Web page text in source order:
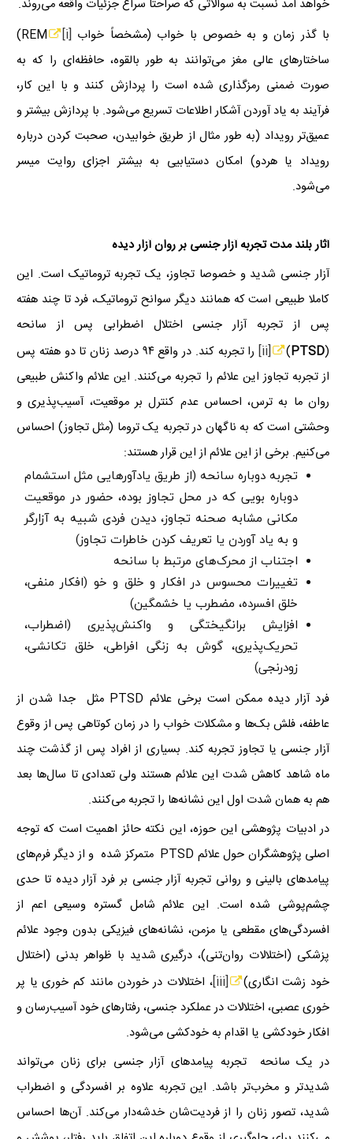
خواهد آمد نسبت به سوالاتی که صراحتاً سراغ جزئیات واقعه می‌روند.
با گذر زمان و به خصوص با خواب (مشخصاً خواب
REM [i]
)
ساختارهای عالی مغز می‌توانند به طور بالقوه، حافظه‌ای را که به
صورت ضمنی رمزگذاری شده است را پردازش کنند و با این کار،
فرآیند به یاد آوردن آشکار اطلاعات تسریع می‌شود. با پردازش بیشتر و
عمیق‌تر رویداد (به طور مثال از طریق خوابیدن، صحبت کردن درباره
رویداد یا هردو) امکان دستیابیی به بیشتر اجزای روایت میسر
می‌شود.
آثار بلند مدت تجربه آزار جنسی بر روان آزار دیده
آزار جنسی شدید و خصوصا تجاوز، یک تجربه تروماتیک است. این
کاملا طبیعی است که همانند دیگر سوانح تروماتیک، فرد تا چند هفته
پس از تجربه آزار جنسی اختلال اضطرابی پس از سانحه
(
PTSD
)
[ii]
را تجربه کند. در واقع ۹۴ درصد زنان تا دو هفته پس
از تجربه تجاوز این علائم را تجربه می‌کنند. این علائم واکنش طبیعی
روان ما به ترس، احساس عدم کنترل بر موقعیت، آسیب‌پذیری و
وحشتی است که به ناگهان در تجربه یک تروما (مثل تجاوز) احساس
می‌کنیم. برخی از این علائم از این قرار هستند:
تجربه‌ دوباره سانحه (از طریق یادآورهایی مثل استشمام
دوباره بویی که در محل تجاوز بوده، حضور در موقعیت
مکانی مشابه صحنه تجاوز، دیدن فردی شبیه به آزارگر
و به یاد آوردن یا تعریف کردن خاطرات تجاوز)
اجتناب از محرک‌های مرتبط با سانحه
تغییرات محسوس در افکار و خلق و خو (افکار منفی،
خلق افسرده، مضطرب یا خشمگین)
افزایش برانگیختگی و واکنش‌پذیری (اضطراب،
تحریک‌پذیری، گوش به زنگی افراطی، خلق تکانشی،
زودرنجی)
فرد آزار دیده ممکن است برخی علائم PTSD مثل جدا شدن از
عاطفه، فلش بک‌ها و مشکلات خواب را در زمان کوتاهی پس از وقوع
آزار جنسی یا تجاوز تجربه کند. بسیاری از افراد پس از گذشت چند
ماه شاهد کاهش شدت این علائم هستند ولی تعدادی تا سال‌ها بعد
هم به همان شدت اول این نشانه‌ها را تجربه می‌کنند.
در ادبیات پژوهشی این حوزه، این نکته حائز اهمیت است که توجه
اصلی پژوهشگران حول علائم PTSD متمرکز شده و از دیگر فرم‌های
پیامدهای بالینی و روانی تجربه آزار جنسی بر فرد آزار دیده تا حدی
چشم‌پوشی شده است. این علائم شامل گستره وسیعی اعم از
افسردگی‌های مقطعی یا مزمن، نشانه‌های فیزیکی بدون وجود علائم
پزشکی (اختلالات روان‌تنی)، درگیری شدید با ظواهر بدنی (اختلال
خود زشت انگاری)
[iii]، اختلالات در خوردن مانند کم خوری یا پر
خوری عصبی، اختلالات در عملکرد جنسی، رفتارهای خود آسیب‌رسان و
افکار خودکشی یا اقدام به خودکشی می‌شود.
در یک سانحه تجربه‌ پیامدهای آزار جنسی برای زنان می‌تواند
شدیدتر و مخرب‌تر باشد. این تجربه علاوه بر افسردگی و اضطراب
شدید، تصور زنان را از فردیت‌شان خدشه‌دار می‌کند. آن‌ها احساس